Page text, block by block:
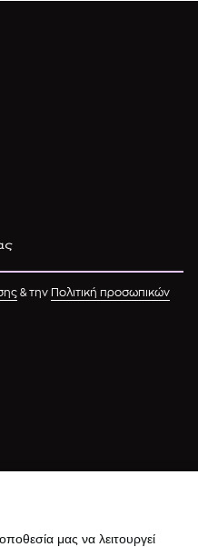
& την Πολιτική προσωπικών
μας να λειτουργεί